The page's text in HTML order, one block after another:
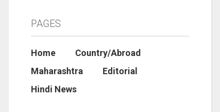
PAGES
Home
Country/Abroad
Maharashtra
Editorial
Hindi News